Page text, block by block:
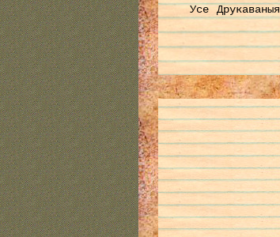
Усе Друкаваныя